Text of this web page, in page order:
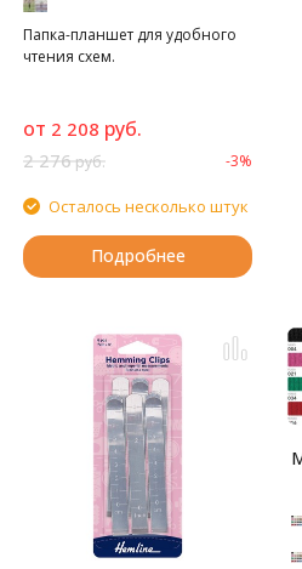
Папка-планшет для удобного
чтения схем.
от 2 208 руб.
2 276руб. -3%
Осталось несколько штук
Подробнее